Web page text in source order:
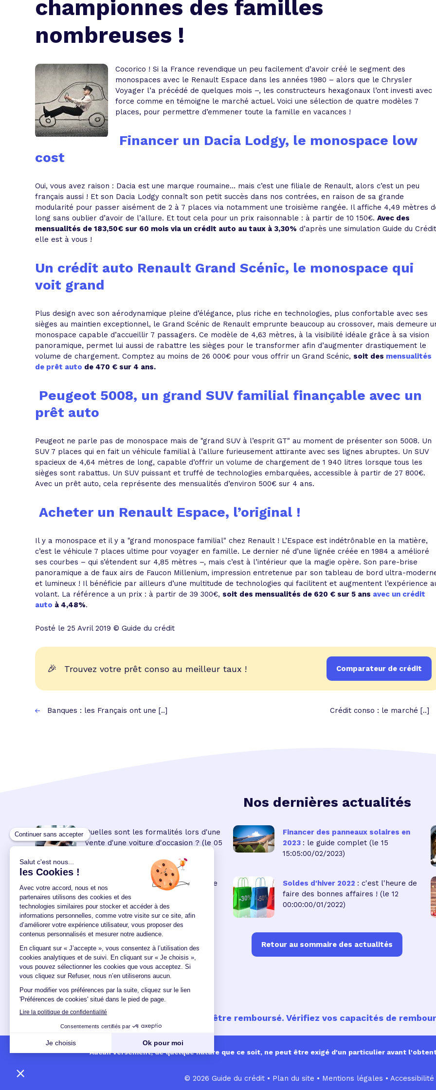
L'acte de vente et le remboursement
Profitez de notre expertise au meilleur taux !
championnes des familles
nombreuses !
Cocorico ! Si la France revendique un peu facilement d’avoir créé le segment des
monospaces avec le Renault Espace dans les années 1980 – alors que le Chrysler
Voyager l’a précédé de quelques mois –, les constructeurs hexagonaux l’ont investi avec
force comme en témoigne le marché actuel. Voici une sélection de quatre modèles 7
places, pour permettre d’emmener toute la famille en vacances !
Financer un Dacia Lodgy, le monospace low
cost
Oui, vous avez raison : Dacia est une marque roumaine… mais c’est une filiale de Renault, alors c’est un peu
français aussi ! Et son Dacia Lodgy connaît son petit succès dans nos contrées, en raison de sa grande
modularité pour passer aisément de 2 à 7 places via notamment une troisième rangée. Il affiche 4,49 mètres
long sans oublier d’avoir de l’allure. Et tout cela pour un prix raisonnable : à partir de 10 150€. Avec des
mensualités de 183,50€ sur 60 mois via un crédit auto au taux à 3,30% d’après une simulation Guide du
elle est à vous !
Un crédit auto Renault Grand Scénic, le monospace qui
voit grand
Plus design avec son aérodynamique pleine d’élégance, plus riche en technologies, plus confortable avec ses
sièges au maintien exceptionnel, le Grand Scénic de Renault emprunte beaucoup au crossover, mais demeure
monospace capable d’accueillir 7 passagers. Ce modèle de 4,63 mètres, à la visibilité idéale grâce à sa vision
panoramique, permet lui aussi de rabattre les sièges pour le transformer afin d’augmenter drastiquement le
volume de chargement. Comptez au moins de 26 000€ pour vous offrir un Grand Scénic, soit des mensualités
de prêt auto de 470 € sur 4 ans.
Peugeot 5008, un grand SUV familial finançable avec un
prêt auto
Peugeot ne parle pas de monospace mais de "grand SUV à l’esprit GT" au moment de présenter son 5008. Un
SUV 7 places qui en fait un véhicule familial à l’allure furieusement attirante avec ses lignes abruptes. Un SUV
spacieux de 4,64 mètres de long, capable d’offrir un volume de chargement de 1 940 litres lorsque tous les
sièges sont rabattus. Un SUV puissant et truffé de technologies embarquées, accessible à partir de 27 800€.
Avec un prêt auto, cela représente des mensualités d’environ 500€ sur 4 ans.
Acheter un Renault Espace, l’original !
Il y a monospace et il y a "grand monospace familial" chez Renault ! L’Espace est indétrônable en la matière,
c’est le véhicule 7 places ultime pour voyager en famille. Le dernier né d’une lignée créée en 1984 a amélioré
ses courbes – qui s’étendent sur 4,85 mètres –, mais c’est à l’intérieur que la magie opère. Son pare-brise
panoramique a de faux airs de Faucon Millenium, impression entretenue par son tableau de bord ultra-
et lumineux ! Il bénéficie par ailleurs d’une multitude de technologies qui facilitent et augmentent l’expérience
volant. La référence a un prix : à partir de 39 300€, soit des mensualités de 620 € sur 5 ans avec un crédit
auto à 4,48%.
Posté le 25 Avril 2019 © Guide du crédit
🎉 Trouvez votre prêt conso au meilleur taux ! Comparateur de crédit
Banques : les Français ont une [..] Crédit conso : le marché [..]
Nos dernières actualités
Quelles sont les formalités lors d'une
vente d'une voiture d'occasion ? (le 05
Financer des panneaux solaires en
2023 : le guide complet (le 15
15:05:00/02/2023)
: les modalités de ce
crédit à la consommation
00:00:00/02/2022)
Soldes d'hiver 2022 : c'est l'heure de
faire des bonnes affaires ! (le 12
00:00:00/01/2022)
Retour au sommaire des actualités
Un crédit vous engage et doit être remboursé. Vérifiez vos capacités de
Aucun versement, de quelque nature que ce soit, ne peut être exigé d'un particulier avant
© 2026 Guide du crédit • Plan du site • Mentions légales • Accessibilité